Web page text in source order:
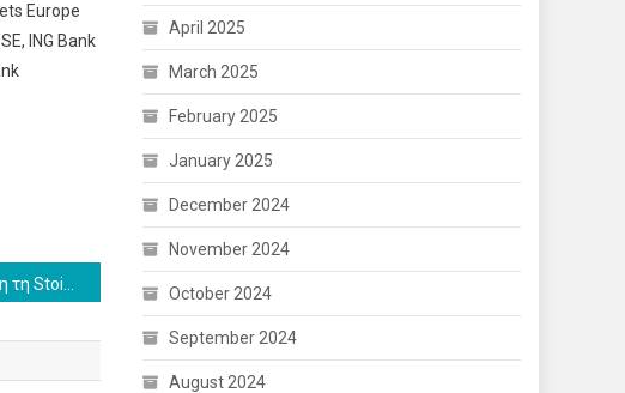
Europe
ING Bank
April 2025
March 2025
February 2025
January 2025
December 2024
November 2024
October 2024
September 2024
August 2024